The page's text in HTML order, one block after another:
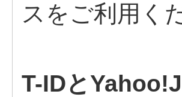
スをご利用く
T-IDと